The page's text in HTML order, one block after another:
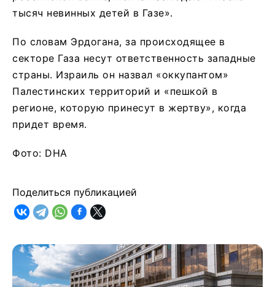
тысяч невинных детей в Газе».
По словам Эрдогана, за происходящее в
секторе Газа несут ответственность западные
страны. Израиль он назвал «оккупантом»
Палестинских территорий и «пешкой в
регионе, которую принесут в жертву», когда
придет время.
Фото: DHA
Поделиться публикацией